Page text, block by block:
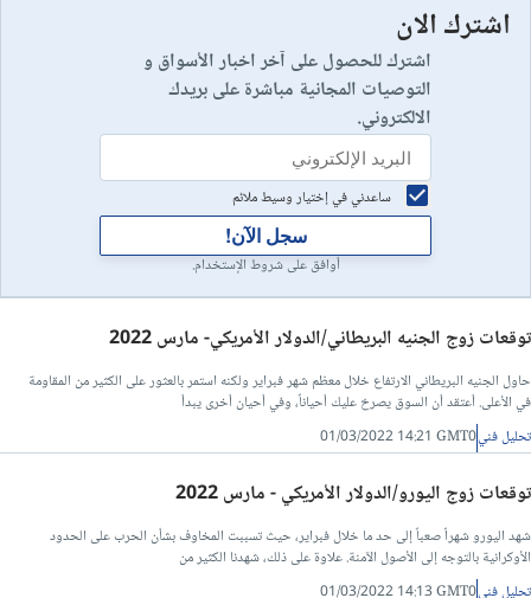
اشترك الان
اشترك للحصول على آخر اخبار الأسواق و
التوصيات المجانية مباشرة على بريدك
الالكتروني.
ساعدني في إختيار وسيط ملائم
سجل الآن!
أوافق على شروط الإستخدام.
توقعات زوج الجنيه البريطاني/الدولار الأمريكي- مارس 2022
حاول الجنيه البريطاني الارتفاع خلال معظم شهر فبراير ولكنه استمر بالعثور على الكثير من المقاومة
في الأعلى. أعتقد أن السوق يصرخ عليك أحياناً، وفي أحيان أخرى يبدأ
تحليل فني01/03/2022 14:21 GMT0
توقعات زوج اليورو/الدولار الأمريكي - مارس 2022
شهد اليورو شهراً صعباً إلى حد ما خلال فبراير، حيث تسببت المخاوف بشأن الحرب على الحدود
الأوكرانية بالتوجه إلى الأصول الآمنة. علاوة على ذلك، شهدنا الكثير من
تحليل فني01/03/2022 14:13 GMT0